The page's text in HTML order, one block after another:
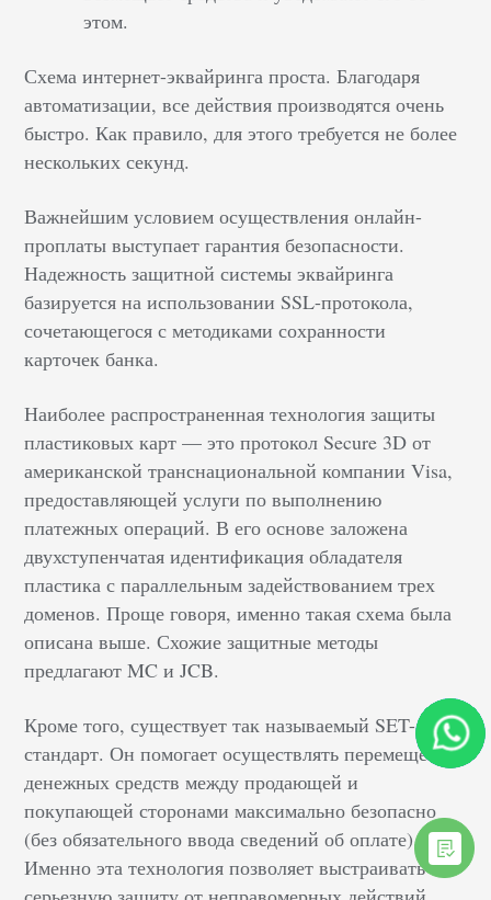
этом.
Схема интернет-эквайринга проста. Благодаря
автоматизации, все действия производятся очень
быстро. Как правило, для этого требуется не более
нескольких секунд.
Важнейшим условием осуществления онлайн-
проплаты выступает гарантия безопасности.
Надежность защитной системы эквайринга
базируется на использовании SSL-протокола,
сочетающегося с методиками сохранности
карточек банка.
Наиболее распространенная технология защиты
пластиковых карт — это протокол Secure 3D от
американской транснациональной компании Visa,
предоставляющей услуги по выполнению
платежных операций. В его основе заложена
двухступенчатая идентификация обладателя
пластика с параллельным задействованием трех
доменов. Проще говоря, именно такая схема была
описана выше. Схожие защитные методы
предлагают MC и JCB.
Кроме того, существует так называемый SET-
стандарт. Он помогает осуществлять перемещение
денежных средств между продающей и
покупающей сторонами максимально безопасно
(без обязательного ввода сведений об оплате).
Именно эта технология позволяет выстраивать